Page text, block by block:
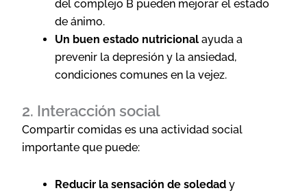
del complejo B pueden mejorar el estado
de ánimo.
Un buen estado nutricional ayuda a
prevenir la depresión y la ansiedad,
condiciones comunes en la vejez.
2. Interacción social
Compartir comidas es una actividad social
importante que puede:
Reducir la sensación de soledad y